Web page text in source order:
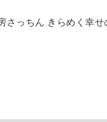
さっちん きらめく幸